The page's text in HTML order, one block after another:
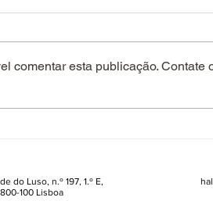
da
Maray
comentar esta publicação. Contate
do Luso, n.º 197, 1.º E,
100 Lisboa